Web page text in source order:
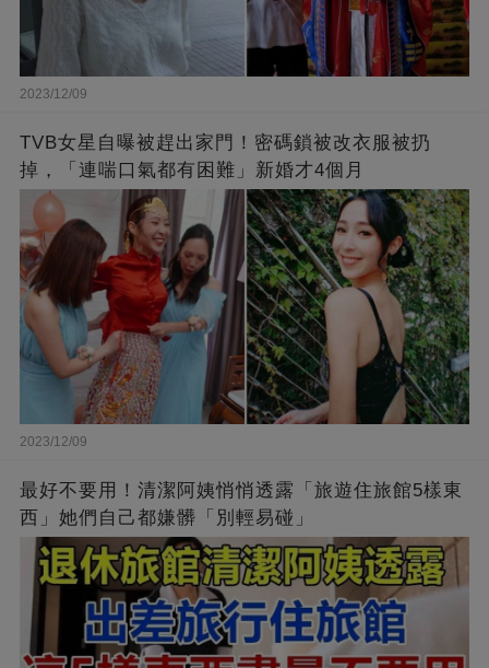
2023/12/09
TVB女星自曝被趕出家門！密碼鎖被改衣服被扔
掉，「連喘口氣都有困難」新婚才4個月
2023/12/09
最好不要用！清潔阿姨悄悄透露「旅遊住旅館5樣東
西」她們自己都嫌髒「別輕易碰」